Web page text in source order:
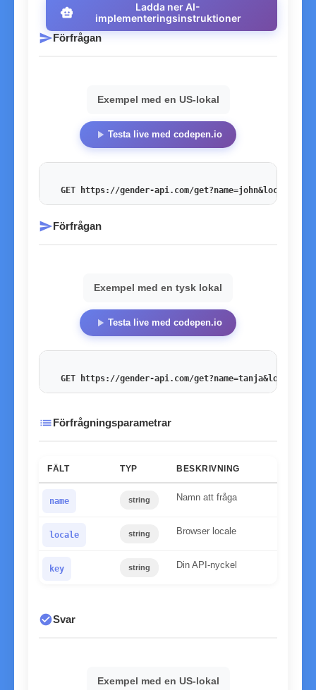
smart_toy
Ladda ner AI-
implementeringsinstruktioner
sendFörfrågan
Exempel med en US-lokal
play_arrow Testa live med codepen.io
GET https://gender-api.com/
sendFörfrågan
Exempel med en tysk lokal
play_arrow Testa live med codepen.io
GET https://gender-api.com/
listFörfrågningsparametrar
FÄLT TYP BESKRIVNING
name string Namn att fråga
locale string Browser locale
key string Din API-nyckel
check_circleSvar
Exempel med en US-lokal